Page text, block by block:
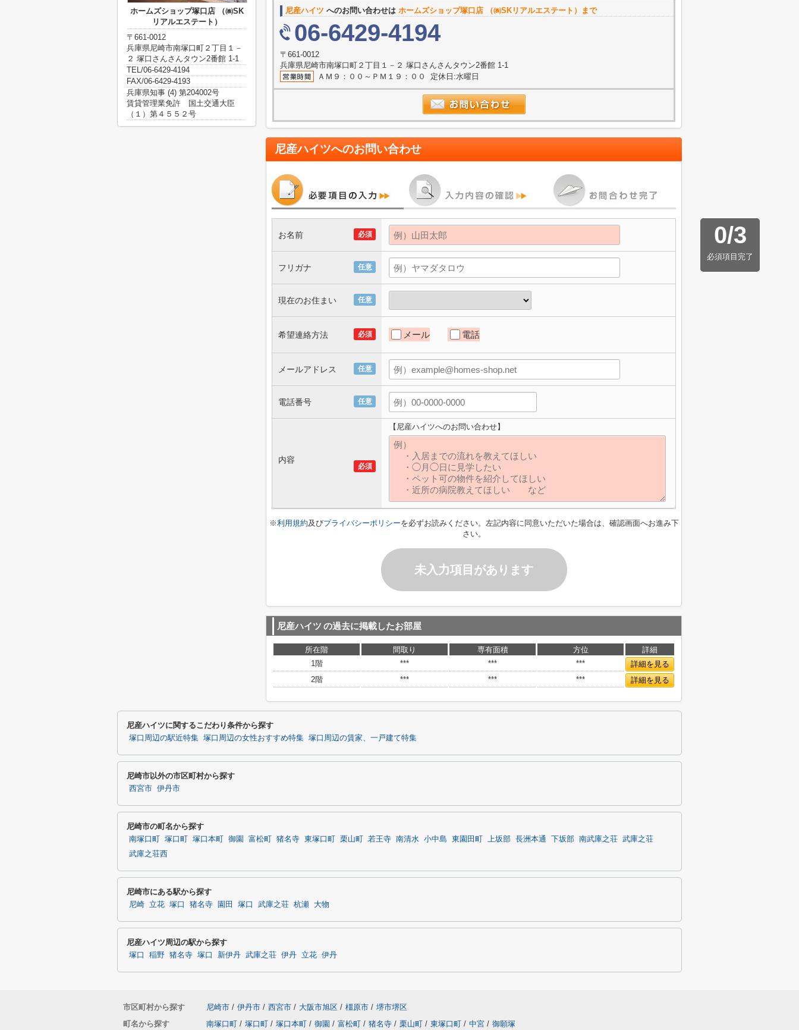
尼産ハイツ へのお問い合わせは ホームズショップ塚口店 （㈱SKリアルエステート）まで
06-6429-4194
〒661-0012
兵庫県尼崎市南塚口町２丁目１－２ 塚口さんさんタウン2番館 1-1
ＡＭ９：００～ＰＭ１９：００ 定休日:水曜日
尼産ハイツへのお問い合わせ
0/3
必須項目完了
必須
お名前
任意
フリガナ
任意
現在のお住まい
必須
希望連絡方法 メール 電話
任意
メールアドレス
任意
電話番号
必須
内容
【尼産ハイツへのお問い合わせ】
※利用規約及びプライバシーポリシーを必ずお読みください。左記内容に同意いただいた場合は、確認画面へお進み下
さい。
未入力項目があります
尼産ハイツ の過去に掲載したお部屋
所在階 間取り 専有面積 方位
詳細
1階
*** *** ***
詳細を見る
2階
*** *** *** 詳細を見る
ホームズショップ塚口店 （㈱SK
リアルエステート）
〒661-0012
兵庫県尼崎市南塚口町２丁目１－
２ 塚口さんさんタウン2番館 1-1
TEL/06-6429-4194
FAX/06-6429-4193
兵庫県知事 (4) 第204002号
賃貸管理業免許 国土交通大臣
（１）第４５５２号
尼産ハイツに関するこだわり条件から探す
塚口周辺の駅近特集 塚口周辺の女性おすすめ特集 塚口周辺の賃家、一戸建て特集
尼崎市以外の市区町村から探す
西宮市 伊丹市
尼崎市の町名から探す
南塚口町 塚口町 塚口本町 御園 富松町 猪名寺 東塚口町 栗山町 若王寺 南清水 小中島 東園田町 上坂部 長洲本通 下坂部 南武庫之荘 武庫之荘
武庫之荘西
尼崎市にある駅から探す
尼崎 立花 塚口 猪名寺 園田 塚口 武庫之荘 杭瀬 大物
尼産ハイツ周辺の駅から探す
塚口 稲野 猪名寺 塚口 新伊丹 武庫之荘 伊丹 立花 伊丹
市区町村から探す 尼崎市 / 伊丹市 / 西宮市 / 大阪市旭区 / 橿原市 / 堺市堺区
町名から探す
南塚口町 / 塚口町 / 塚口本町 / 御園 / 富松町 / 猪名寺 / 栗山町 / 東塚口町 / 中宮 / 御願塚